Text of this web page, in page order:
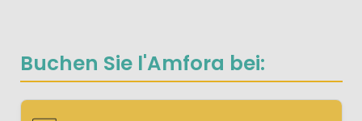
Buchen Sie l'Amfora bei: